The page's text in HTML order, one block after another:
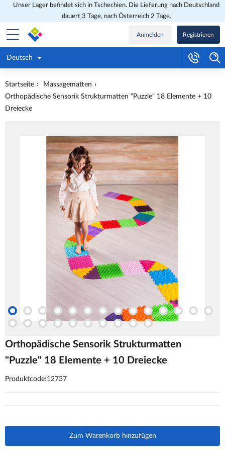
Unser Lager befindet sich in Tschechien. Die Lieferung nach Deutschland
dauert 3 Tage, nach Österreich 2 Tage.
Anmelden Registrieren
Deutsch
Startseite
Massagematten
Orthopädische Sensorik Strukturmatten "Puzzle" 18 Elemente + 10
Dreiecke
Orthopädische Sensorik Strukturmatten
"Puzzle" 18 Elemente + 10 Dreiecke
Produktcode:12737
Zum Warenkorb hinzufügen